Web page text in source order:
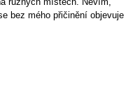
bez mého přičinění objevuje